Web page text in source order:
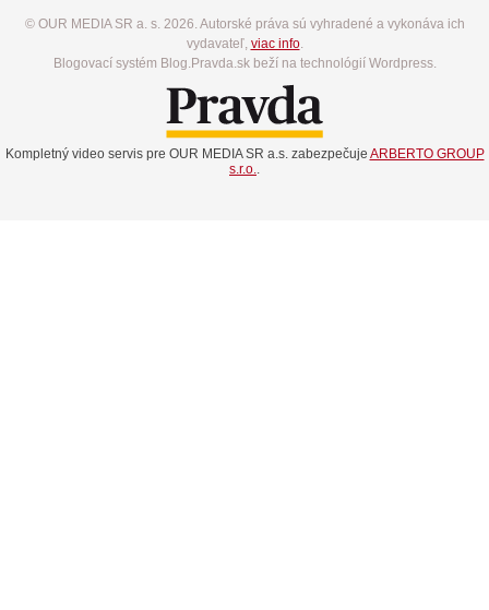
© OUR MEDIA SR a. s. 2026. Autorské práva sú vyhradené a vykonáva ich
vydavateľ, viac info.
Blogovací systém Blog.Pravda.sk beží na technológií Wordpress.
Kompletný video servis pre OUR MEDIA SR a.s. zabezpečuje ARBERTO GROUP
s.r.o..